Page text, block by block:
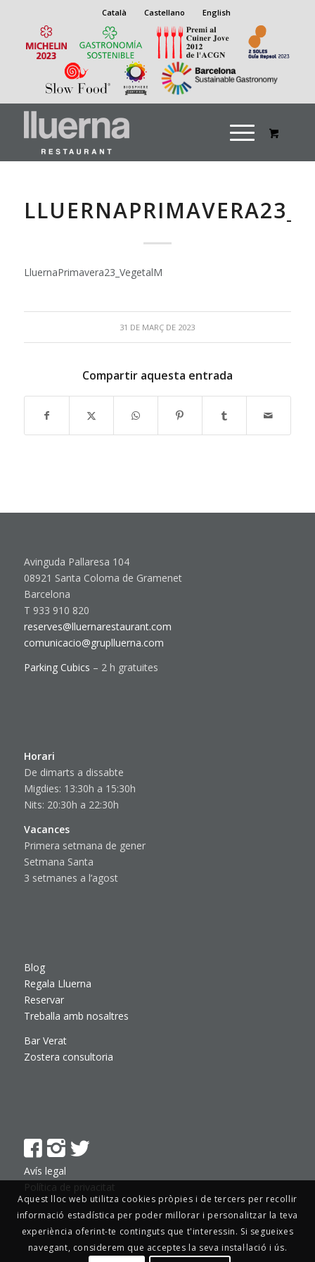
Català Castellano English
LluernaPrimavera23_VegetalM
31 DE MARÇ DE 2023
Compartir aquesta entrada
Avinguda Pallaresa 104
08921 Santa Coloma de Gramenet
Barcelona
T 933 910 820
reserves@lluernarestaurant.com
comunicacio@gruplluerna.com
Parking Cubics – 2 h gratuites
Horari
De dimarts a dissabte
Migdies: 13:30h a 15:30h
Nits: 20:30h a 22:30h
Vacances
Primera setmana de gener
Setmana Santa
3 setmanes a l’agost
Blog
Regala Lluerna
Reservar
Treballa amb nosaltres
Bar Verat
Zostera consultoria
Avís legal
Política de privacitat
Aquest lloc web utilitza cookies pròpies i de tercers per recollir
informació estadística per poder millorar i personalitzar la teva
experiència oferint-te continguts que t'interessin. Si segueixes
navegant, considerem que acceptes la seva instal·lació i ús.